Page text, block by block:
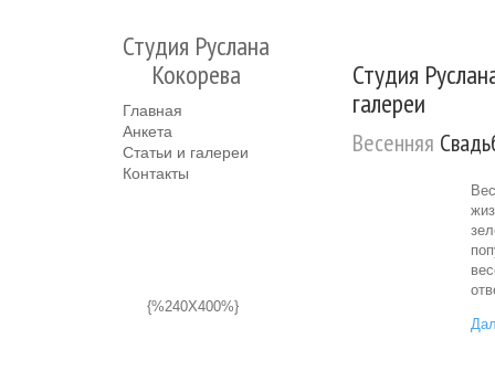
Студия Руслана
Кокорева
Главная
Анкета
Статьи и галереи
Контакты
{%240X400%}
Студия
галереи
Весенняя